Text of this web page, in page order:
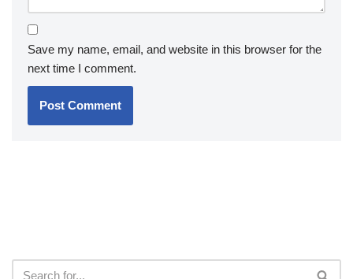
Save my name, email, and website in this browser for the
next time I comment.